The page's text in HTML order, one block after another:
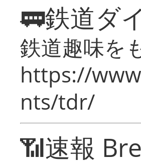
🚃鉄道ダ
鉄道趣味を
https://
nts/tdr/
📶速報